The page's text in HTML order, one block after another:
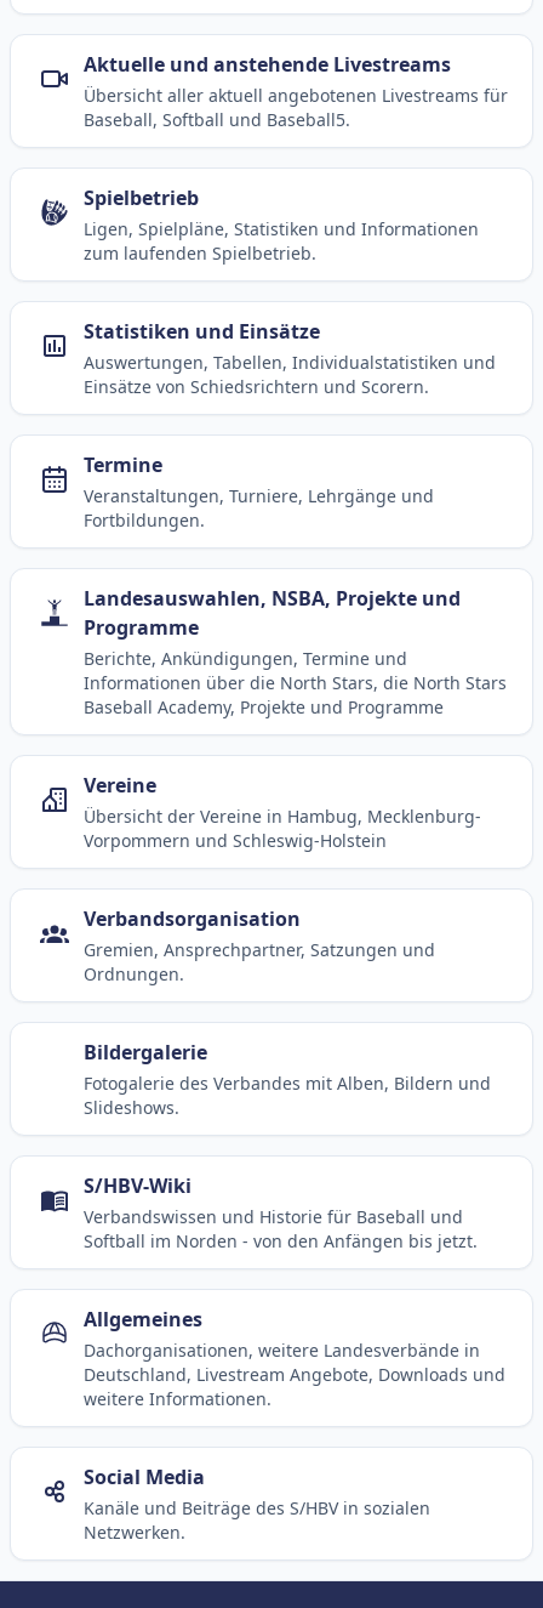
Aktuelle und anstehende Livestreams
Übersicht aller aktuell angebotenen Livestreams für
Baseball, Softball und Baseball5.
Spielbetrieb
Ligen, Spielpläne, Statistiken und Informationen
zum laufenden Spielbetrieb.
Statistiken und Einsätze
Auswertungen, Tabellen, Individualstatistiken und
Einsätze von Schiedsrichtern und Scorern.
Termine
Veranstaltungen, Turniere, Lehrgänge und
Fortbildungen.
Landesauswahlen, NSBA, Projekte und
Programme
Berichte, Ankündigungen, Termine und
Informationen über die North Stars, die North Stars
Baseball Academy, Projekte und Programme
Vereine
Übersicht der Vereine in Hambug, Mecklenburg-
Vorpommern und Schleswig-Holstein
Verbandsorganisation
Gremien, Ansprechpartner, Satzungen und
Ordnungen.
Bildergalerie
Fotogalerie des Verbandes mit Alben, Bildern und
Slideshows.
S/HBV-Wiki
Verbandswissen und Historie für Baseball und
Softball im Norden - von den Anfängen bis jetzt.
Allgemeines
Dachorganisationen, weitere Landesverbände in
Deutschland, Livestream Angebote, Downloads und
weitere Informationen.
Social Media
Kanäle und Beiträge des S/HBV in sozialen
Netzwerken.